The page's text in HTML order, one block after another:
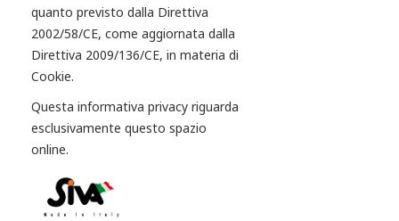
quanto previsto dalla Direttiva
2002/58/CE, come aggiornata dalla
Direttiva 2009/136/CE, in materia di
Cookie.
Questa informativa privacy riguarda
esclusivamente questo spazio
online.